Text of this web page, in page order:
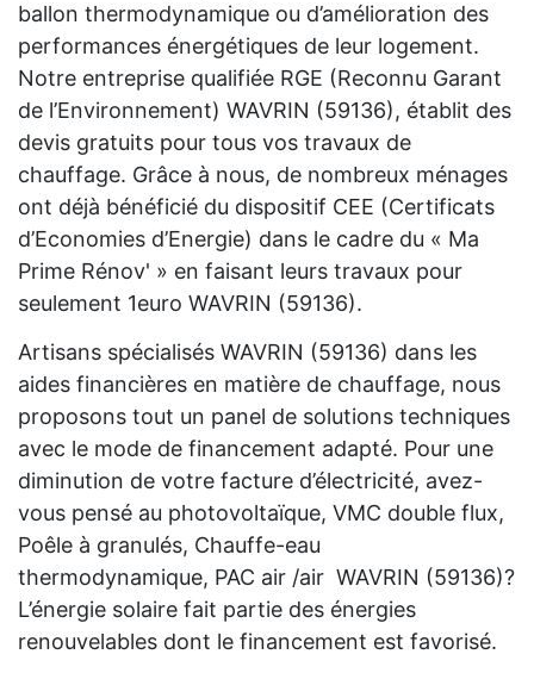
ballon thermodynamique ou d’amélioration des
performances énergétiques de leur logement.
Notre entreprise qualifiée RGE (Reconnu Garant
de l’Environnement) WAVRIN (59136), établit des
devis gratuits pour tous vos travaux de
chauffage. Grâce à nous, de nombreux ménages
ont déjà bénéficié du dispositif CEE (Certificats
d’Economies d’Energie) dans le cadre du « Ma
Prime Rénov' » en faisant leurs travaux pour
seulement 1euro WAVRIN (59136).
Artisans spécialisés WAVRIN (59136) dans les
aides financières en matière de chauffage, nous
proposons tout un panel de solutions techniques
avec le mode de financement adapté. Pour une
diminution de votre facture d’électricité, avez-
vous pensé au photovoltaïque, VMC double flux,
Poêle à granulés, Chauffe-eau
thermodynamique, PAC air /air WAVRIN (59136)?
L’énergie solaire fait partie des énergies
renouvelables dont le financement est favorisé.